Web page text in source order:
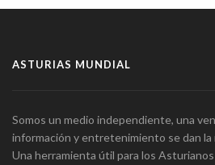
ASTURIAS MUNDIAL
Somos un medio independiente, una
información y entretenimiento se dan la
Una herramienta útil para los